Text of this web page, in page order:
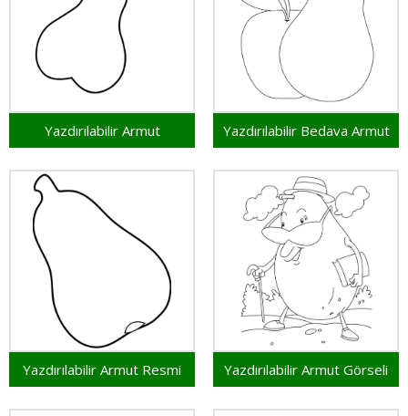
Yazdırılabilir Armut Yazdırılabilir Bedava Armut
Yazdırılabilir Armut Resmi Yazdırılabilir Armut Görseli